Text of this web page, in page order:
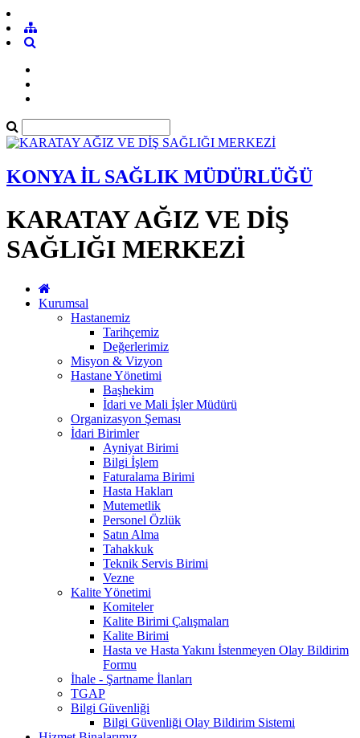
KONYA İL SAĞLIK MÜDÜRLÜĞÜ
KARATAY AĞIZ VE DİŞ
SAĞLIĞI MERKEZİ
Kurumsal
Hastanemiz
Tarihçemiz
Değerlerimiz
Misyon & Vizyon
Hastane Yönetimi
Başhekim
İdari ve Mali İşler Müdürü
Organizasyon Şeması
İdari Birimler
Ayniyat Birimi
Bilgi İşlem
Faturalama Birimi
Hasta Hakları
Mutemetlik
Personel Özlük
Satın Alma
Tahakkuk
Teknik Servis Birimi
Vezne
Kalite Yönetimi
Komiteler
Kalite Birimi Çalışmaları
Kalite Birimi
Hasta ve Hasta Yakını İstenmeyen Olay Bildirim
Formu
İhale - Şartname İlanları
TGAP
Bilgi Güvenliği
Bilgi Güvenliği Olay Bildirim Sistemi